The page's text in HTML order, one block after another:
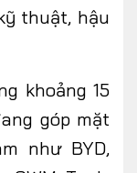
thuật, hậu
khoảng 15
góp mặt
như BYD,